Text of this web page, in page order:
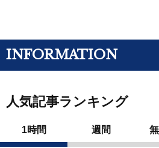
INFORMATION
人気記事ランキング
1時間 週間